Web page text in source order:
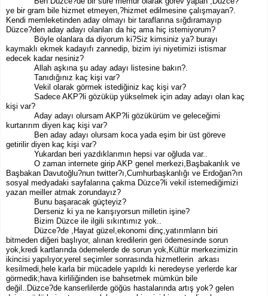
ye bir gram bile hizmet etmeyen,?hizmet edilmesine çalışmayan?.
Kendi memleketinden aday olmayı bir taraflarına sığdıramayıp
Düzce?den aday adayı olanları da hiç ama hiç istemiyorum?
Böyle olanlara da diyorum ki?Siz kimsiniz ya? burayı
kaymaklı ekmek kadayıfı zannedip, bizim iyi niyetimizi istismar
edecek kadar nesiniz?
Allah aşkına şu aday adayı listesine bakın?.
Tanıdığınız kaç kişi var?
Vekil olarak görmek istediğiniz kaç kişi var?
Sadece AKP?li gözüküp yükselmek için aday adayı olan kaç
kişi var?
Aday adayı olursam AKP?li gözükürüm ve geleceğimi
kurtarırım diyen kaç kişi var?
Ben aday adayı olursam koca yada eşim bir üst göreve
getirilir diyen kaç kişi var?
Yukardan beri yazdıklarımın hepsi var oğluda var..
O zaman internete girip AKP genel merkezi,Başbakanlık ve
Başbakan Davutoğlu?nun twitter?ı,Cumhurbaşkanlığı ve Erdoğan?ın
sosyal medyadaki sayfalarına çakma Düzce?li vekil istemediğimizi
yazan meiller atmak zorundayız?
Bunu başaracak güçteyiz?
Derseniz ki ya ne karışıyorsun milletin işine?
Bizim Düzce ile ilgili sıkıntımız yok..
Düzce?de ,Hayat güzel,ekonomi dinç,yatırımların biri
bitmeden diğeri başlıyor, alınan kredilerin geri ödemesinde sorun
yok,kredi kartlarında ödemelerde de sorun yok,Kültür merkezimizin
ikincisi yapılıyor,yerel seçimler sonrasında hizmetlerin arkası
kesilmedi,hele karla bir mücadele yapıldı ki neredeyse yerlerde kar
görmedik;hava kirliliğinden ise bahsetmek mümkün bile
değil..Düzce?de kanserlilerde göğüs hastalarında artış yok? gelen